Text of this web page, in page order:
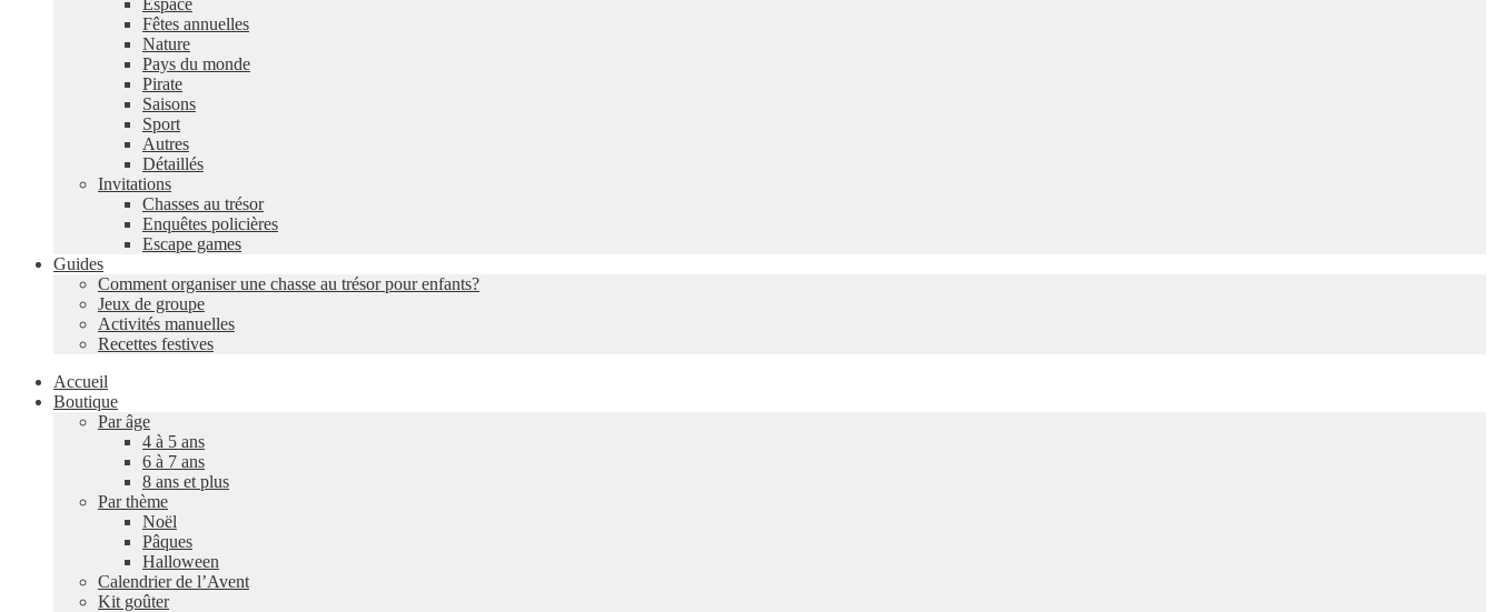
Espace
Fêtes annuelles
Nature
Pays du monde
Pirate
Saisons
Sport
Autres
Détaillés
Invitations
Chasses au trésor
Enquêtes policières
Escape games
Guides
Comment organiser une chasse au trésor pour enfants?
Jeux de groupe
Activités manuelles
Recettes festives
Accueil
Boutique
Par âge
4 à 5 ans
6 à 7 ans
8 ans et plus
Par thème
Noël
Pâques
Halloween
Calendrier de l’Avent
Kit goûter